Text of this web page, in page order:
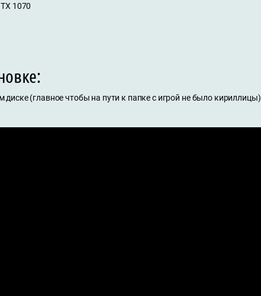
1070
(главное чтобы на пути к папке с игрой не было кириллицы)